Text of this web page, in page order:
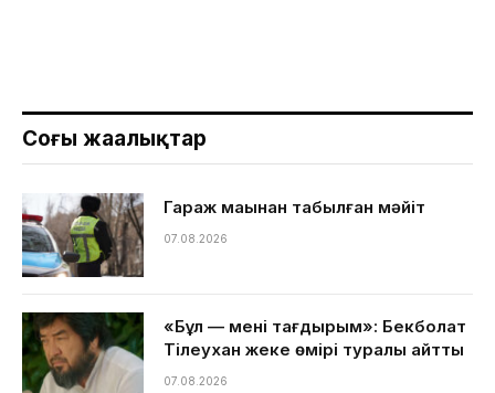
Соңғы жаңалықтар
Гараж маңынан табылған мәйіт
07.08.2026
«Бұл — менің тағдырым»: Бекболат
Тілеухан жеке өмірі туралы айтты
07.08.2026